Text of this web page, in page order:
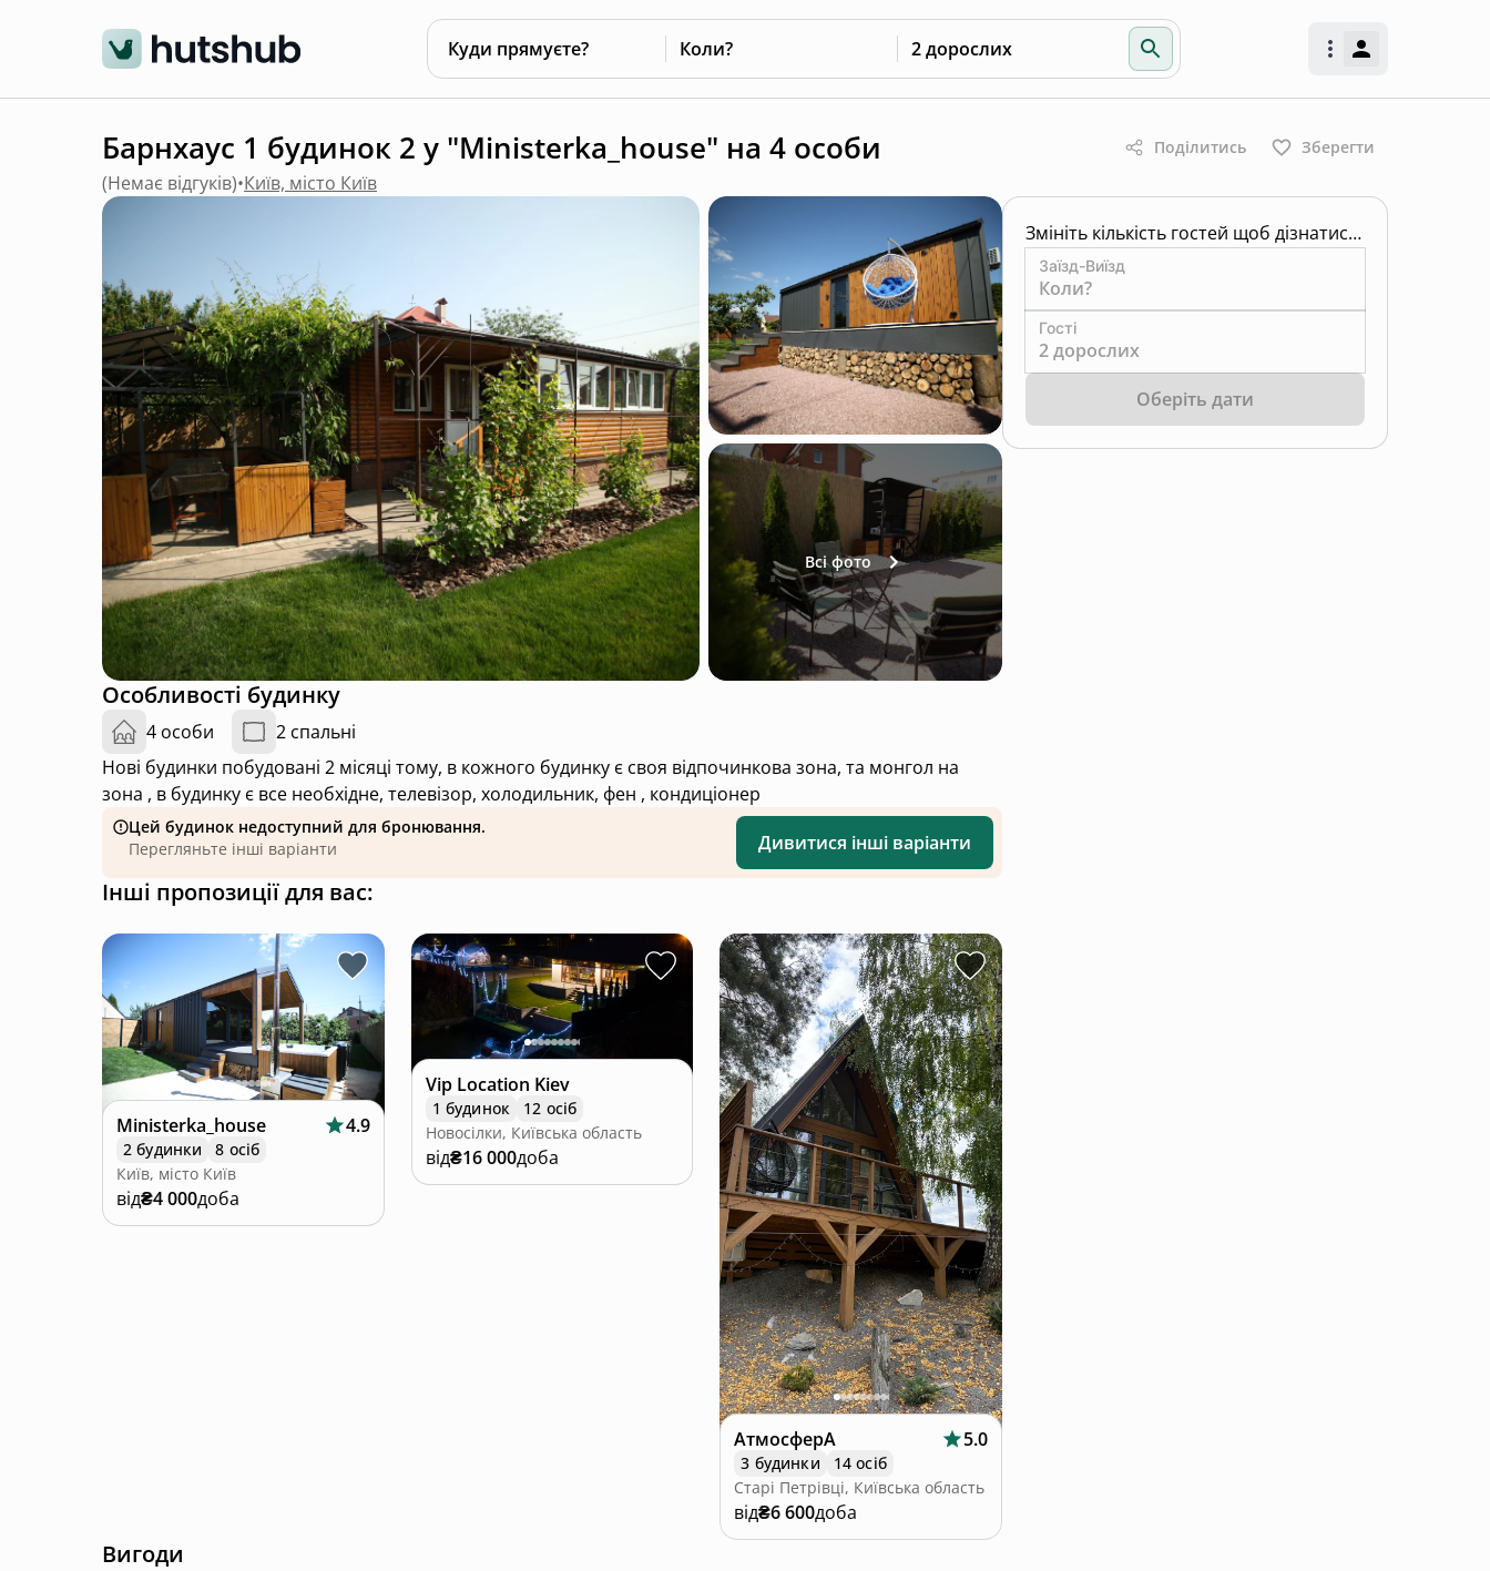
Куди прямуєте? Коли? 2 дорослих
Барнхаус 1 будинок 2 у "Ministerka_house" на 4 особи Поділитись Зберегти
(Немає відгуків)•Київ, місто Київ
Всі фото
Особливості будинку
4 особи
2 спальні
Нові будинки побудовані 2 місяці тому, в кожного будинку є своя відпочинкова зона, та монгол на
зона , в будинку є все необхідне, телевізор, холодильник, фен , кондиціонер
Цей будинок недоступний для бронювання.
Перегляньте інші варіанти
Дивитися інші варіанти
Інші пропозиції для вас:
Ministerka_house 4.9
2 будинки
8 осіб
Київ, місто Київ
від₴4 000доба
Vip Location Kiev
1 будинок
12 осіб
Новосілки, Київська область
від₴16 000доба
АтмосферА 5.0
3 будинки
14 осіб
Старі Петрівці, Київська область
від₴6 600доба
Вигоди
Змініть кількість гостей щоб дізнатись ціну
Заїзд-Виїзд
Коли?
Гості
2 дорослих
Оберіть дати